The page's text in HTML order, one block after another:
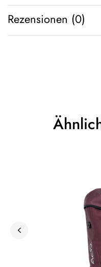
Rezensionen (0)